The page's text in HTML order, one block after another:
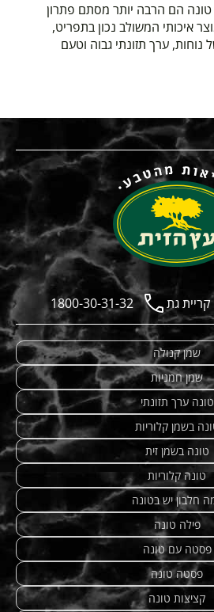
טונה הם הרבה יותר מסתם פתרון
איכותי המשולב נכון בתפריט,
נוחות, ערך תזונתי גבוה וטעם
1800-30-31-32
שמן קנולה
שמן חמניות
טונה ערך תזונתי
בשמן קלוריות
טונה בשמן זית
טונה קלוריות
חלבון יש בטונה
פילה טונה
פסטה עם טונה
פסטה טונה
קציצות טונה